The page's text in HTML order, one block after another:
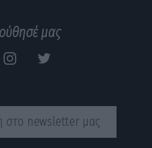
μας
στο newsletter μας